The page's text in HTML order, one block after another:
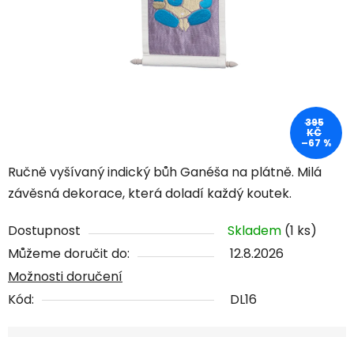
Ručně vyšívaný indický bůh Ganéša na plátně. Milá
závěsná dekorace, která doladí každý koutek.
Dostupnost Skladem (1 ks)
Můžeme doručit do:
12.8.2026
Možnosti doručení
Kód:
DL16
395
KČ
–67 %